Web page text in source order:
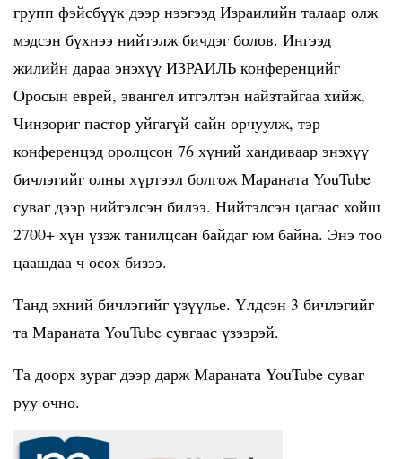
групп фэйсбүүк дээр нээгээд Израилийн талаар олж
мэдсэн бүхнээ нийтэлж бичдэг болов. Ингээд
жилийн дараа энэхүү ИЗРАИЛЬ конференцийг
Оросын еврей, эвангел итгэлтэн найзтайгаа хийж,
Чинзориг пастор уйгагүй сайн орчуулж, тэр
конференцэд оролцсон 76 хүний хандиваар энэхүү
бичлэгийг олны хүртээл болгож Мараната YouTube
суваг дээр нийтэлсэн билээ. Нийтэлсэн цагаас хойш
2700+ хүн үзэж танилцсан байдаг юм байна. Энэ тоо
цаашдаа ч өсөх бизээ.
Танд эхний бичлэгийг үзүүлье. Үлдсэн 3 бичлэгийг
та Мараната YouTube сувгаас үзээрэй.
Та доорх зураг дээр дарж Мараната YouTube суваг
руу очно.